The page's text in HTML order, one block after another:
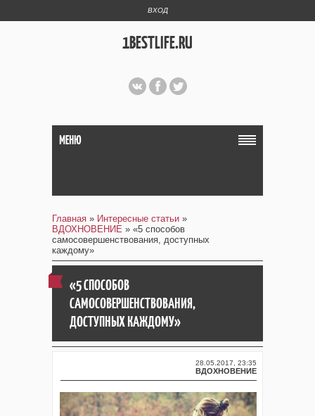
ВХОД
1BESTLIFE.RU
МЕНЮ
Главная » Интересные статьи »
ВДОХНОВЕНИЕ » «5 способов
самосовершенствования, доступных
каждому»
«5 СПОСОБОВ
САМОСОВЕРШЕНСТВОВАНИЯ,
ДОСТУПНЫХ КАЖДОМУ»
28.05.2017, 23:35
ВДОХНОВЕНИЕ